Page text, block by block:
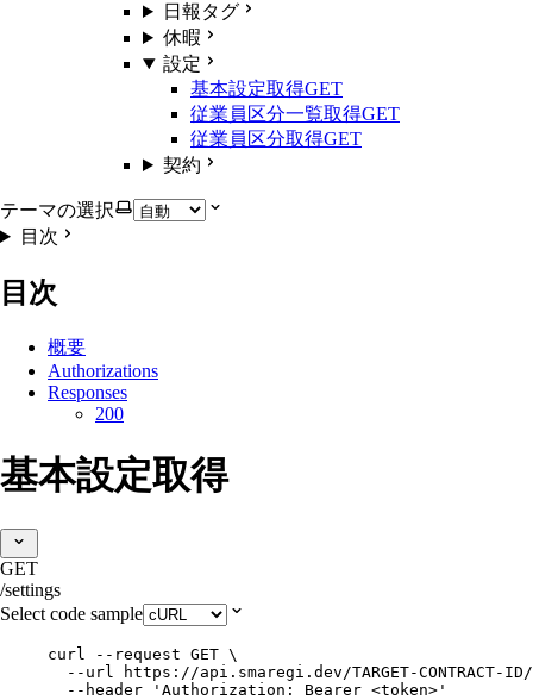
日報タグ
休暇
設定
基本設定取得GET
従業員区分一覧取得GET
従業員区分取得GET
契約
テーマの選択
目次
目次
概要
Authorizations
Responses
200
基本設定取得
GET
/settings
Select code sample
curl --request GET \
--url
https://api.smaregi.dev/TARGET-CONTRACT-
--header
' Authorization: Bearer <token> '